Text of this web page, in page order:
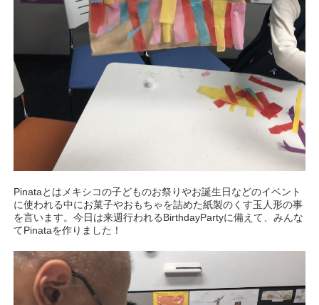
Pinataとはメキシコの子どものお祭りやお誕生日などのイベント
に使われる中にお菓子やおもちゃを詰めた紙製のくす玉人形の事
を言います。今日は来週行われるBirthdayPartyに備えて、みんな
てPinataを作りました！